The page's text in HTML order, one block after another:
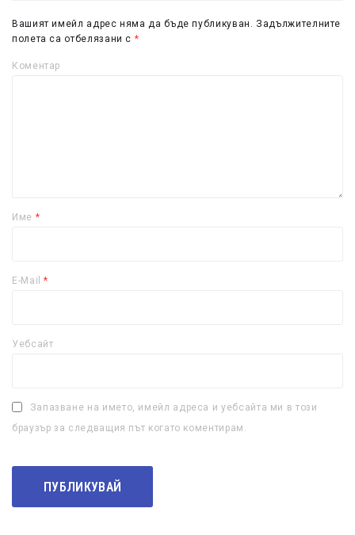
Вашият имейл адрес няма да бъде публикуван.
Задължителните
полета са отбелязани с *
Коментар
Име *
E-Mail*
Уебсайт
Запазване на името, имейл адреса и уебсайта ми в този
браузър за следващия път когато коментирам.